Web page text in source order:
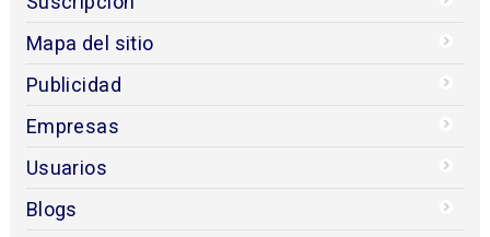
Mapa del sitio
Publicidad
Empresas
Usuarios
Blogs